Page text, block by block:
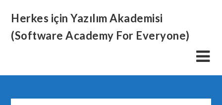
content
Herkes için Yazılım Akademisi
(Software Academy For Everyone)